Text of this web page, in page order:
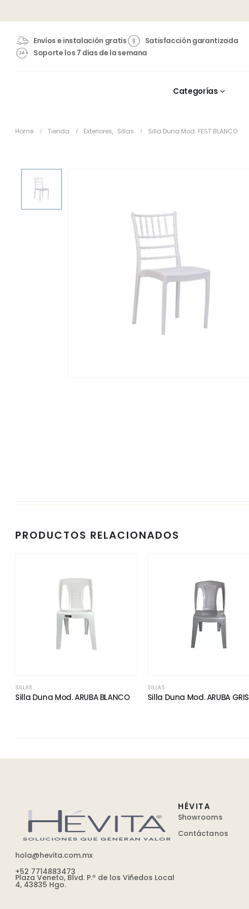
Envíos e instalación gratis
Satisfacción garantizada
Soporte los 7 días de la semana
Categorías
Home Tienda Exteriores, Sillas Silla Duna Mod. FEST BLANCO
PRODUCTOS RELACIONADOS
SILLAS
Silla Duna Mod. ARUBA BLANCO
SILLAS
Silla Duna Mod. ARUBA GRIS
hola@hevita.com.mx
+52 7714883473
Plaza Veneto, Blvd. P.º de los Viñedos Local
4, 43835 Hgo.
HÉVITA
Showrooms
Contáctanos